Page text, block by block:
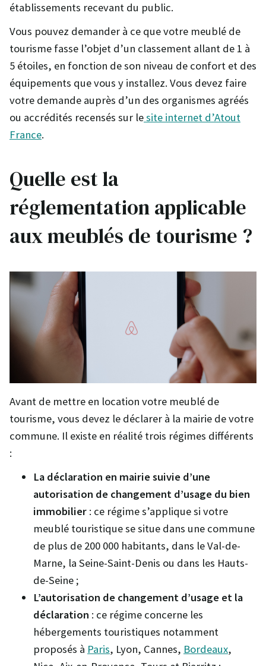
établissements recevant du public.
Vous pouvez demander à ce que votre meublé de
tourisme fasse l’objet d’un classement allant de 1 à
5 étoiles, en fonction de son niveau de confort et des
équipements que vous y installez. Vous devez faire
votre demande auprès d’un des organismes agréés
ou accrédités recensés sur lesite internet d’Atout
France.
Quelle est la
réglementation applicable
aux meublés de tourisme ?
Avant de mettre en location votre meublé de
tourisme, vous devez le déclarer à la mairie de votre
commune. Il existe en réalité trois régimes différents
:
La déclaration en mairie suivie d’une
autorisation de changement d’usage du bien
immobilier : ce régime s’applique si votre
meublé touristique se situe dans une commune
de plus de 200 000 habitants, dans le Val-de-
Marne, la Seine-Saint-Denis ou dans les Hauts-
de-Seine ;
L’autorisation de changement d’usage et la
déclaration : ce régime concerne les
hébergements touristiques notamment
proposés à Paris, Lyon, Cannes, Bordeaux,